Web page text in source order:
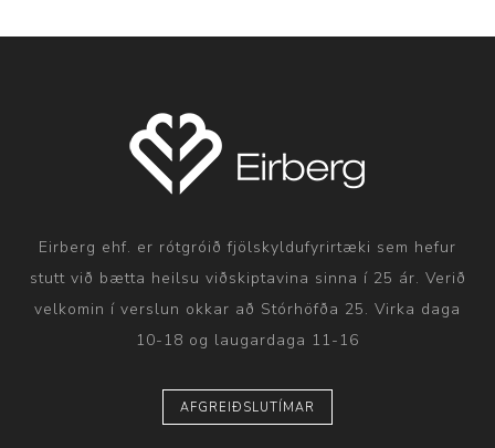
Eirberg ehf. er rótgróið fjölskyldufyrirtæki sem hefur
stutt við bætta heilsu viðskiptavina sinna í 25 ár. Verið
velkomin í verslun okkar að Stórhöfða 25. Virka daga
10-18 og laugardaga 11-16
AFGREIÐSLUTÍMAR